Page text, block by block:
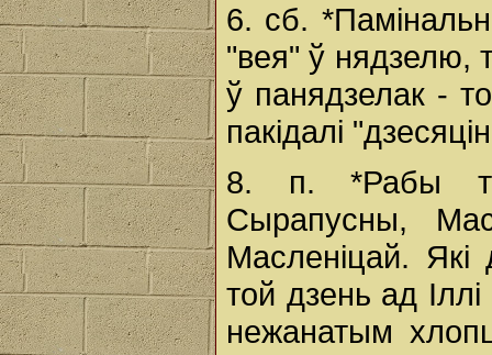
6. сб.
"вея" ў нядзелю,
ў панядзелак -
пакідалі
8. п. *Рабы
Сырапусны,
Масленіцай.
той дзень ад
нежанатым